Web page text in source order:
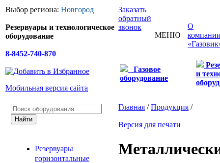
Выбор региона: Новгород
Резервуары и технологическое
оборудование
8-8452-740-870
Мобильная версия сайта
Заказать
обратный
звонок
МЕНЮ
О
Газовое
оборудование
и
Резервуары
горизонтальные
Главная /Продукция /
Версия для печати